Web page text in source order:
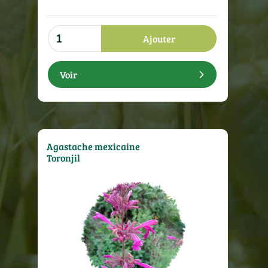
Ajouter
Voir
Agastache mexicaine
Toronjil